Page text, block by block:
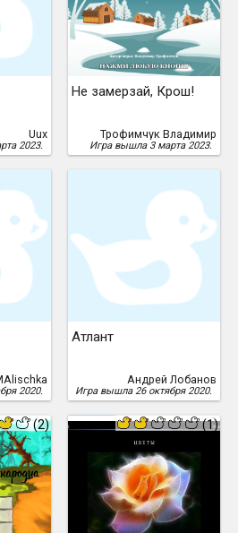
Uux
2023.
Не замерзай, Крош!
Трофимчук Владимир
Игра вышла 3 марта 2023.
2020.
Атлант
Андрей Лобанов
Игра вышла 26 октября 2020.
(2) (1)